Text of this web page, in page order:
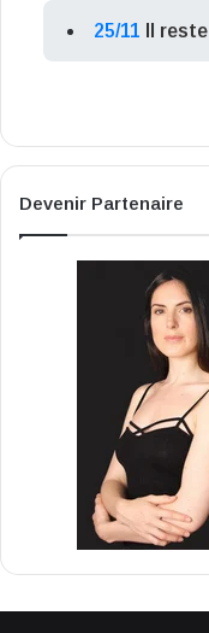
25/11 Il
Devenir Partenaire